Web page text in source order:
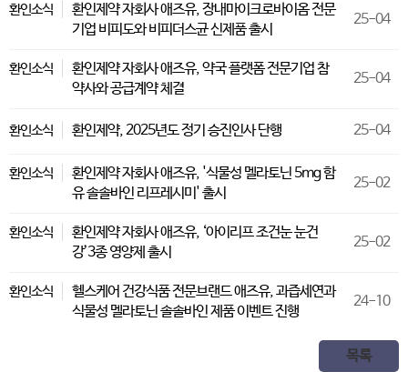
환인소식
환인제약 자회사 애즈유, 장내마이크로바이옴 전문
기업 비피도와 비피더스균 신제품 출시
25-04
환인소식
환인제약 자회사 애즈유, 약국 플랫폼 전문기업 참
약사와 공급계약 체결
25-04
환인소식 환인제약, 2025년도 정기 승진인사 단행 25-04
환인소식
환인제약 자회사 애즈유, '식물성 멜라토닌 5mg 함
유 솔솔바인 리프레시미' 출시
25-02
환인소식
환인제약 자회사 애즈유, ‘아이리프 조건눈 눈건
강’3종 영양제 출시
25-02
환인소식
헬스케어 건강식품 전문브랜드 애즈유, 과즙세연과
식물성 멜라토닌 솔솔바인 제품 이벤트 진행
24-10
목록